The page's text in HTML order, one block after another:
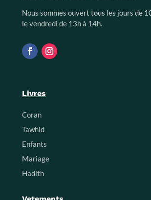
Nous sommes ouvert tous les jours de
le vendredi de 13h à 14h.
Livres
Coran
Tawhid
Enfants
Mariage
Hadith